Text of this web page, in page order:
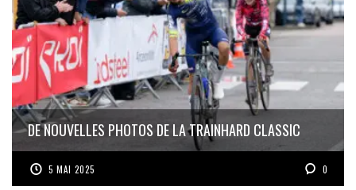
DE NOUVELLES PHOTOS DE LA TRAINHARD CLASSIC
5 MAI 2025 0